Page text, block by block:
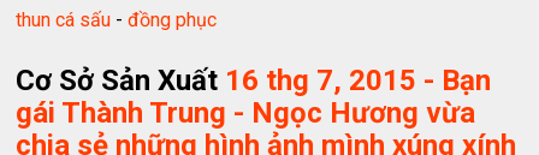
thun cá sấu -đồng phục
Cơ Sở Sản Xuất 16 thg 7, 2015 - Bạn
gái Thành Trung - Ngọc Hương vừa
chia sẻ những hình ảnh mình xúng xính